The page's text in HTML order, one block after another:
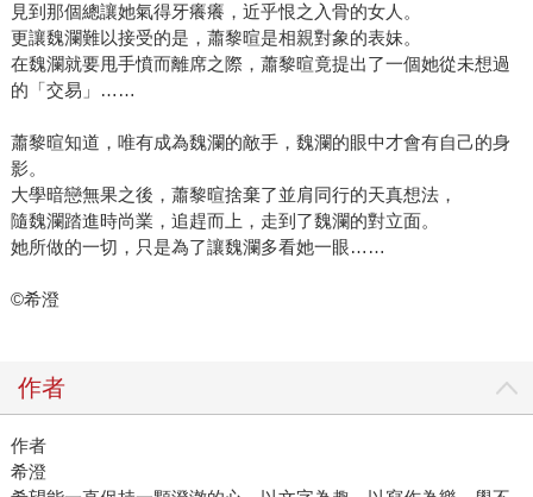
見到那個總讓她氣得牙癢癢，近乎恨之入骨的女人。
更讓魏瀾難以接受的是，蕭黎暄是相親對象的表妹。
在魏瀾就要甩手憤而離席之際，蕭黎暄竟提出了一個她從未想過
的「交易」……
蕭黎暄知道，唯有成為魏瀾的敵手，魏瀾的眼中才會有自己的身
影。
大學暗戀無果之後，蕭黎暄捨棄了並肩同行的天真想法，
隨魏瀾踏進時尚業，追趕而上，走到了魏瀾的對立面。
她所做的一切，只是為了讓魏瀾多看她一眼……
©希澄
作者
作者
希澄